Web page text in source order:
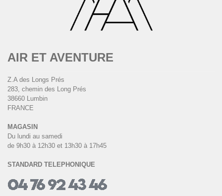
AIR ET AVENTURE
Z.A des Longs Prés
283, chemin des Long Prés
38660 Lumbin
FRANCE
MAGASIN
Du lundi au samedi
de 9h30 à 12h30 et 13h30 à 17h45
STANDARD TELEPHONIQUE